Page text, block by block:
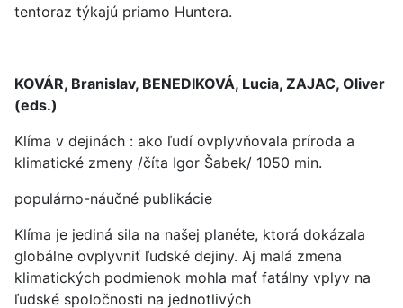
tentoraz týkajú priamo Huntera.
KOVÁR, Branislav, BENEDIKOVÁ, Lucia, ZAJAC, Oliver
(eds.)
Klíma v dejinách : ako ľudí ovplyvňovala príroda a
klimatické zmeny /číta Igor Šabek/ 1050 min.
populárno-náučné publikácie
Klíma je jediná sila na našej planéte, ktorá dokázala
globálne ovplyvniť ľudské dejiny. Aj malá zmena
klimatických podmienok mohla mať fatálny vplyv na
ľudské spoločnosti na jednotlivých